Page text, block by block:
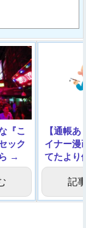
『こ
ック
→
【通帳
イナー漫
てたより
記